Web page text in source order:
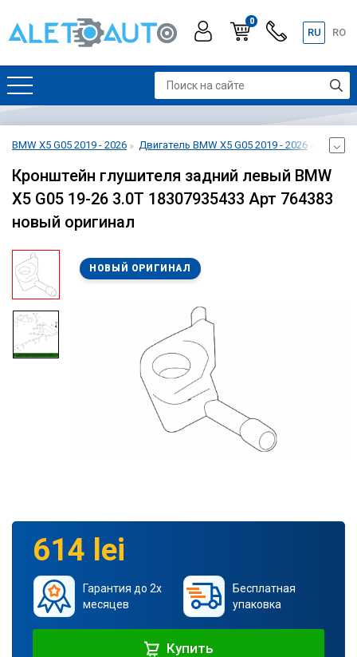
0
RU RO
BMW X5 G05 2019 - 2026 Двигатель BMW X5 G05 2019 - 2026
Кронштейн глушителя задний левый BMW
X5 G05 19-26 3.0T 18307935433 Арт 764383
новый оригинал
НОВЫЙ ОРИГИНАЛ
614 lei
Гарантия до 2х
месяцев
Бесплатная
упаковка
Купить